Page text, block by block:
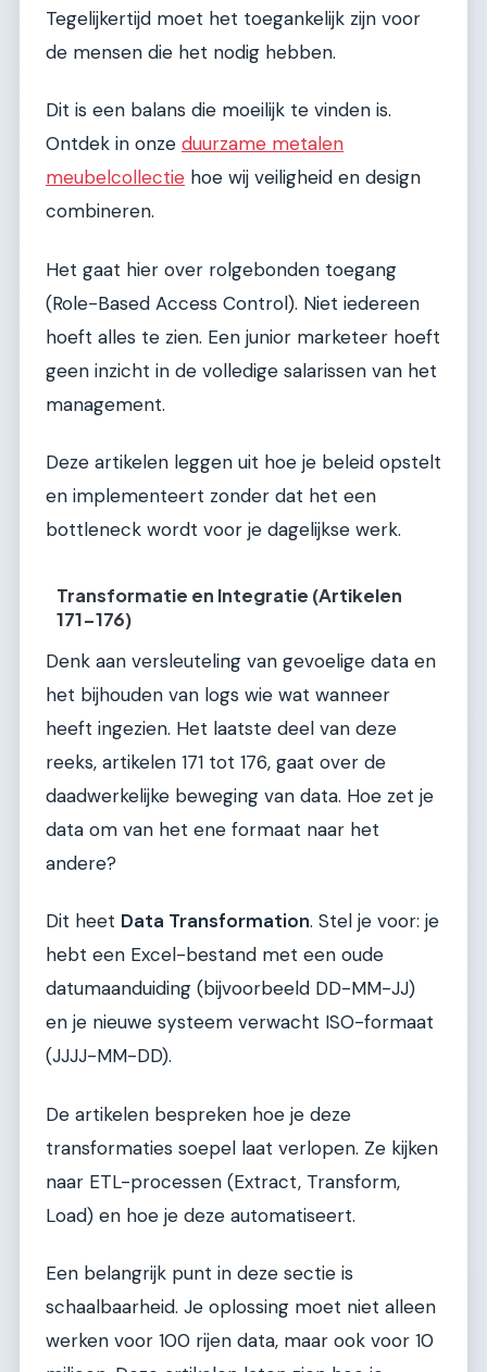
Tegelijkertijd moet het toegankelijk zijn voor
de mensen die het nodig hebben.
Dit is een balans die moeilijk te vinden is.
Ontdek in onze duurzame metalen
meubelcollectie hoe wij veiligheid en design
combineren.
Het gaat hier over rolgebonden toegang
(Role-Based Access Control). Niet iedereen
hoeft alles te zien. Een junior marketeer hoeft
geen inzicht in de volledige salarissen van het
management.
Deze artikelen leggen uit hoe je beleid opstelt
en implementeert zonder dat het een
bottleneck wordt voor je dagelijkse werk.
Transformatie en Integratie (Artikelen
171-176)
Denk aan versleuteling van gevoelige data en
het bijhouden van logs wie wat wanneer
heeft ingezien. Het laatste deel van deze
reeks, artikelen 171 tot 176, gaat over de
daadwerkelijke beweging van data. Hoe zet je
data om van het ene formaat naar het
andere?
Dit heet Data Transformation. Stel je voor: je
hebt een Excel-bestand met een oude
datumaanduiding (bijvoorbeeld DD-MM-JJ)
en je nieuwe systeem verwacht ISO-formaat
(JJJJ-MM-DD).
De artikelen bespreken hoe je deze
transformaties soepel laat verlopen. Ze kijken
naar ETL-processen (Extract, Transform,
Load) en hoe je deze automatiseert.
Een belangrijk punt in deze sectie is
schaalbaarheid. Je oplossing moet niet alleen
werken voor 100 rijen data, maar ook voor 10